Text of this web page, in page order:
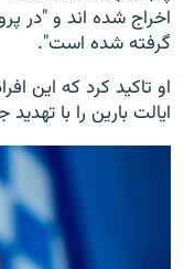
اخراج شده اند و "در
گرفته شده است".
او تاکید کرد که این
ایالت بارین را با